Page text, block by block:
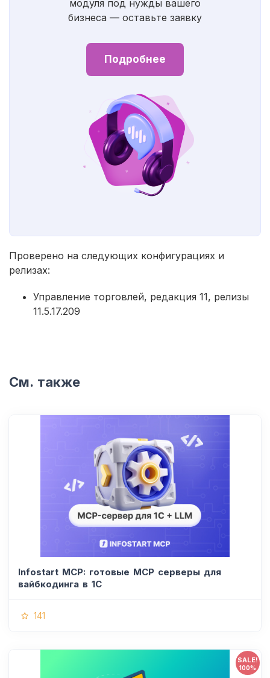
модуля под нужды вашего
бизнеса — оставьте заявку
Подробнее
Проверено на следующих конфигурациях и
релизах:
Управление торговлей, редакция 11, релизы
11.5.17.209
См. также
Infostart MCP: готовые MCP серверы для
вайбкодинга в 1С
141
SALE!
100%